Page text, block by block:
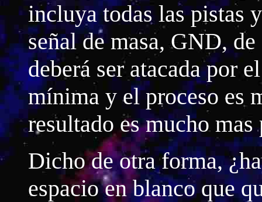
incluya todas las pistas
señal de masa, GND,
deberá ser atacada por
mínima y el proceso es
resultado es mucho
Dicho de otra forma,
espacio en blanco que